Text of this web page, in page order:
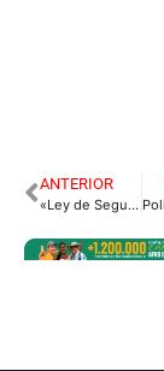
ANTERIOR
«Ley de Seguridad Ciudadana, uno de los mayores aciertos del gobierno Duque»: Senador ‘Manguito’